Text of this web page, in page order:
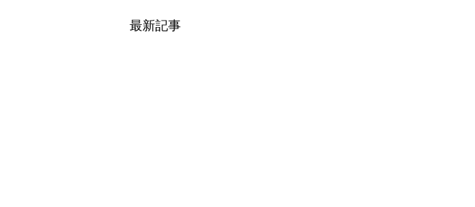
最新記事